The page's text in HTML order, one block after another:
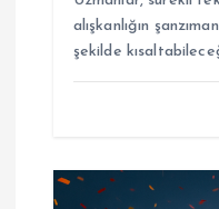
alışkanlığın
şekilde